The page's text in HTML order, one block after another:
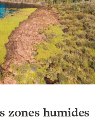
zones humides